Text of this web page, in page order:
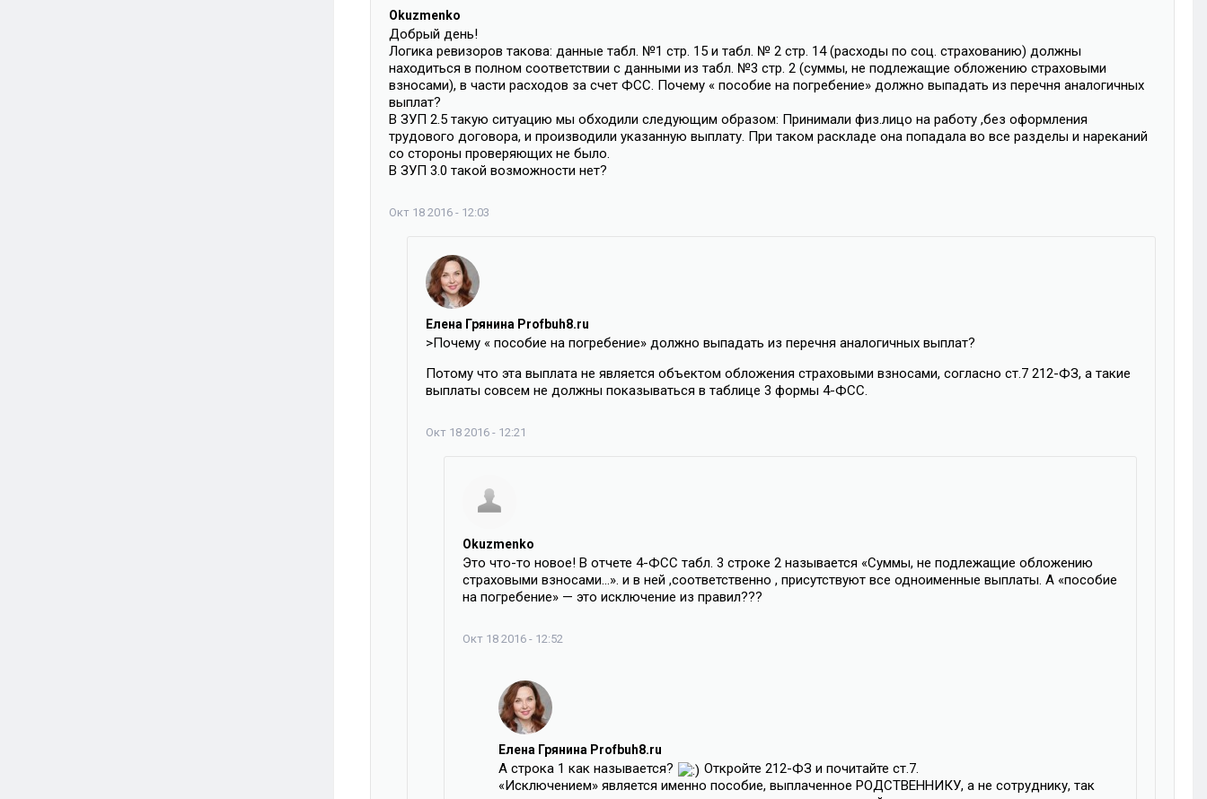
Okuzmenko
Добрый день!
Логика ревизоров такова: данные табл. №1 стр. 15 и табл. № 2 стр. 14 (расходы по соц. страхованию) должны
находиться в полном соответствии с данными из табл. №3 стр. 2 (суммы, не подлежащие обложению страховыми
взносами), в части расходов за счет ФСС. Почему « пособие на погребение» должно выпадать из перечня аналогичных
выплат?
В ЗУП 2.5 такую ситуацию мы обходили следующим образом: Принимали физ.лицо на работу ,без оформления
трудового договора, и производили указанную выплату. При таком раскладе она попадала во все разделы и нареканий
со стороны проверяющих не было.
В ЗУП 3.0 такой возможности нет?
Окт 18 2016 - 12:03
Елена Грянина Profbuh8.ru
>Почему « пособие на погребение» должно выпадать из перечня аналогичных выплат?
Потому что эта выплата не является объектом обложения страховыми взносами, согласно ст.7 212-ФЗ, а такие
выплаты совсем не должны показываться в таблице 3 формы 4-ФСС.
Окт 18 2016 - 12:21
Okuzmenko
Это что-то новое! В отчете 4-ФСС табл. 3 строке 2 называется «Суммы, не подлежащие обложению
страховыми взносами…». и в ней ,соответственно , присутствуют все одноименные выплаты. А «пособие
на погребение» — это исключение из правил???
Окт 18 2016 - 12:52
Елена Грянина Profbuh8.ru
А строка 1 как называется?
Откройте 212-ФЗ и почитайте ст.7.
«Исключением» является именно пособие, выплаченное РОДСТВЕННИКУ, а не сотруднику, так